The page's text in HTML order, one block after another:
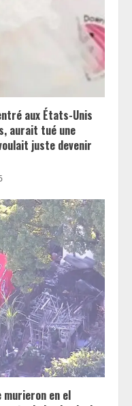
aux États-Unis
aurait tué une
juste devenir
en el